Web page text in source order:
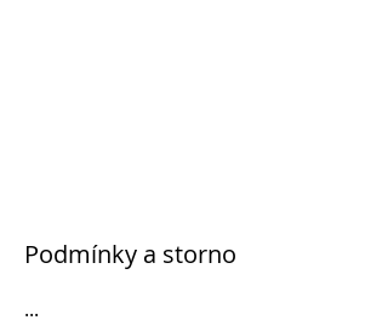
Podmínky a storno
...